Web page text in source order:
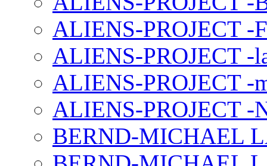
ALIENS-PROJECT -
ALIENS-PROJECT -
ALIENS-PROJECT -
ALIENS-PROJECT -
BERND-MICHAEL